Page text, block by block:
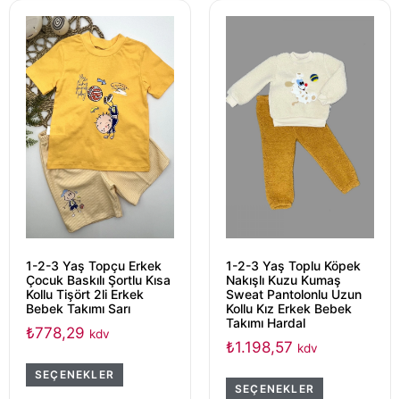
1-2-3 Yaş Topçu Erkek
Çocuk Baskılı Şortlu Kısa
Kollu Tişört 2li Erkek
Bebek Takımı Sarı
₺778,29 kdv
SEÇENEKLER
1-2-3 Yaş Toplu Köpek
Nakışlı Kuzu Kumaş
Sweat Pantolonlu Uzun
Kollu Kız Erkek Bebek
Takımı Hardal
₺1.198,57 kdv
SEÇENEKLER